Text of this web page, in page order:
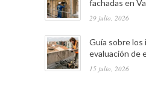
fachadas en
29 julio, 2026
Guía sobre los
evaluación de
15 julio, 2026